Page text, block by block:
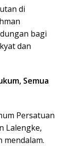
di
bagi
dan
Semua
Persatuan
Lalengke,
mendalam.